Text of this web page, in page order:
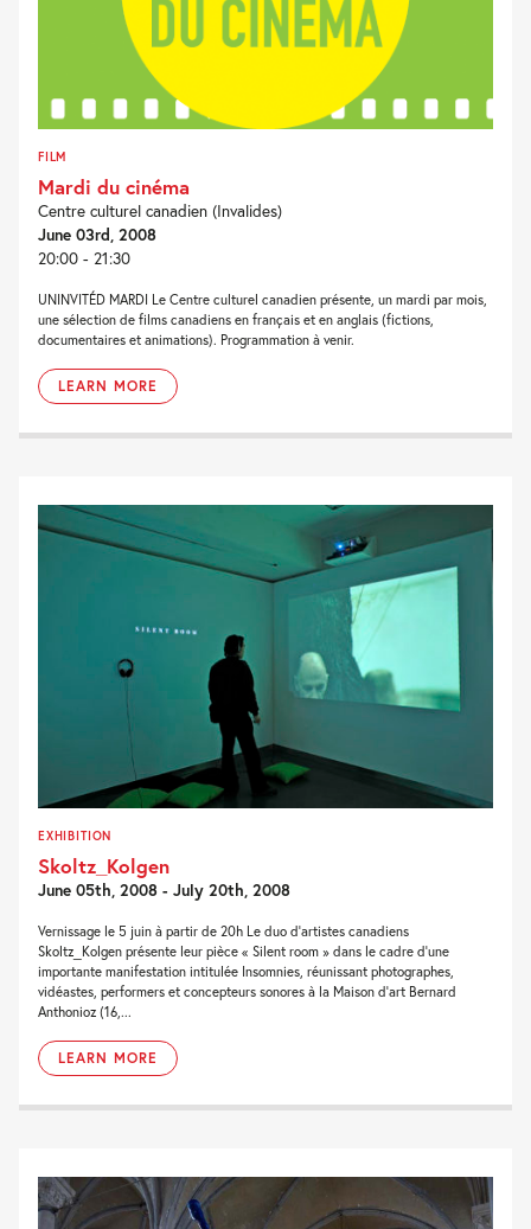
FILM
Mardi du cinéma
Centre culturel canadien (Invalides)
June 03rd, 2008
20:00 - 21:30
UNINVITÉD MARDI Le Centre culturel canadien présente, un mardi par mois,
une sélection de films canadiens en français et en anglais (fictions,
documentaires et animations). Programmation à venir.
LEARN MORE
EXHIBITION
Skoltz_Kolgen
June 05th, 2008 - July 20th, 2008
Vernissage le 5 juin à partir de 20h Le duo d’artistes canadiens
Skoltz_Kolgen présente leur pièce « Silent room » dans le cadre d’une
importante manifestation intitulée Insomnies, réunissant photographes,
vidéastes, performers et concepteurs sonores à la Maison d’art Bernard
Anthonioz (16,...
LEARN MORE